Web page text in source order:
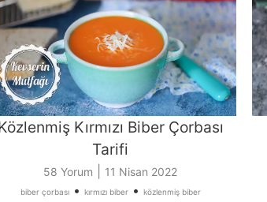
Kırmızı Biber Çorbası
Tarifi
58 Yorum 11 Nisan 2022
biber çorbası• kırmızı biber• közlenmiş biber